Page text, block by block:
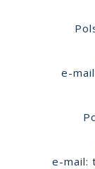
e-
e-mail: